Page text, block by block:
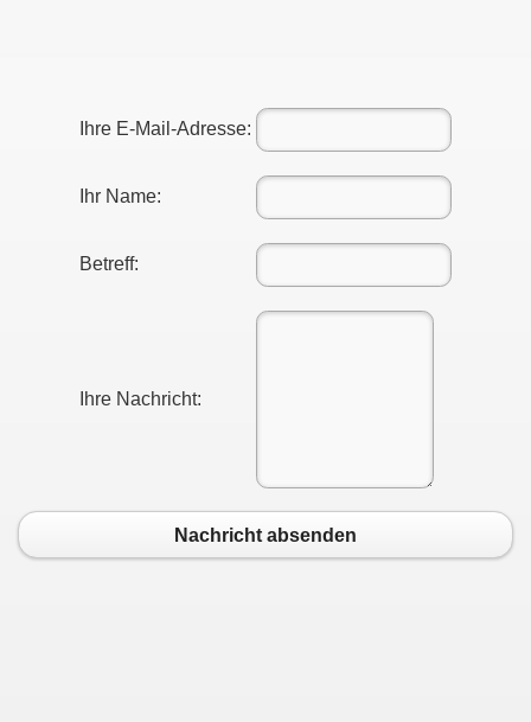
Ihre E-Mail-Adresse:
Ihr Name:
Betreff:
Ihre Nachricht:
Nachricht absenden